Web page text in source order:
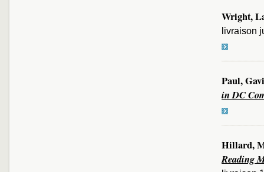
Wright,
livraison
Paul,
in DC
Hillard,
Reading